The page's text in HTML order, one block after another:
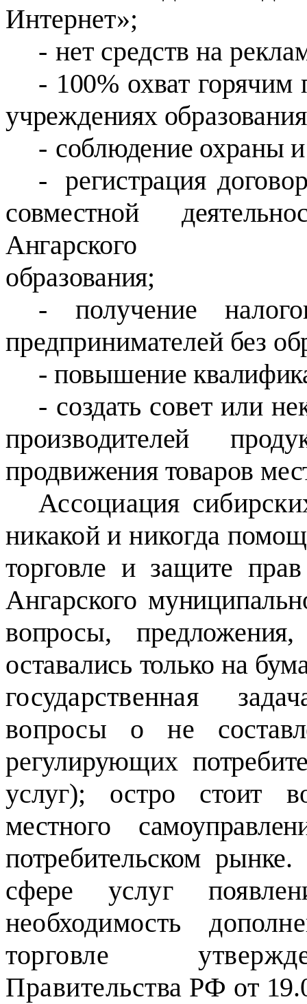
Интернет»;
- нет средств на
- 100% охват горячим
учреждениях
- соблюдение охраны
-
регистрация
совместной
Ангарского
образования;
- получение
предпринимателей без
- повышение
- создать совет или
производителей
продвижения товаров
Ассоциация
никакой и никогда
торговле и защите
Ангарского
вопросы,
оставались только на
государственная
вопросы о не
регулирующих
услуг); остро стоит
местного
потребительском
сфере услуг
необходимость
торговле
Правительства РФ от